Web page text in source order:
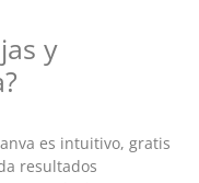
y
es intuitivo, gratis
resultados